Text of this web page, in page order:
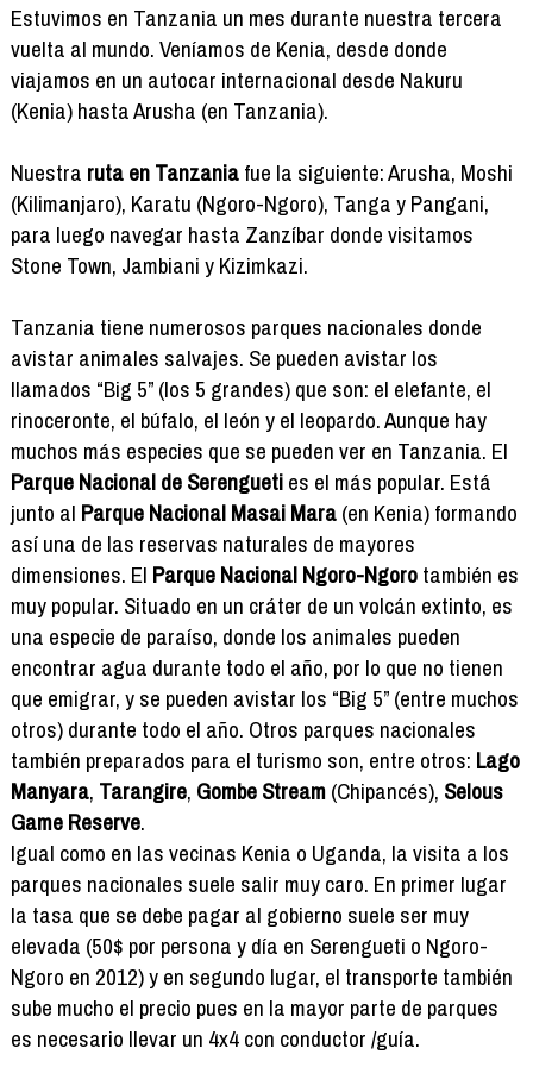
Estuvimos en Tanzania un mes durante nuestra tercera
vuelta al mundo. Veníamos de Kenia, desde donde
viajamos en un autocar internacional desde Nakuru
(Kenia) hasta Arusha (en Tanzania).
Nuestra ruta en Tanzaniafue la siguiente: Arusha, Moshi
(Kilimanjaro), Karatu (Ngoro-Ngoro), Tanga y Pangani,
para luego navegar hasta Zanzíbar donde visitamos
Stone Town, Jambiani y Kizimkazi.
Tanzania tiene numerosos parques nacionales donde
avistar animales salvajes. Se pueden avistar los
llamados “Big 5” (los 5 grandes) que son: el elefante, el
rinoceronte, el búfalo, el león y el leopardo. Aunque hay
muchos más especies que se pueden ver en Tanzania. El
Parque Nacional de Serengueties el más popular. Está
junto al Parque Nacional Masai Mara(en Kenia) formando
así una de las reservas naturales de mayores
dimensiones. El Parque Nacional Ngoro-Ngorotambién es
muy popular. Situado en un cráter de un volcán extinto, es
una especie de paraíso, donde los animales pueden
encontrar agua durante todo el año, por lo que no tienen
que emigrar, y se pueden avistar los “Big 5” (entre muchos
otros) durante todo el año. Otros parques nacionales
también preparados para el turismo son, entre otros: Lago
Manyara, Tarangire, Gombe Stream(Chipancés), Selous
Game Reserve.
Igual como en las vecinas Kenia o Uganda, la visita a los
parques nacionales suele salir muy caro. En primer lugar
la tasa que se debe pagar al gobierno suele ser muy
elevada (50$ por persona y día en Serengueti o Ngoro-
Ngoro en 2012) y en segundo lugar, el transporte también
sube mucho el precio pues en la mayor parte de parques
es necesario llevar un 4x4 con conductor /guía.